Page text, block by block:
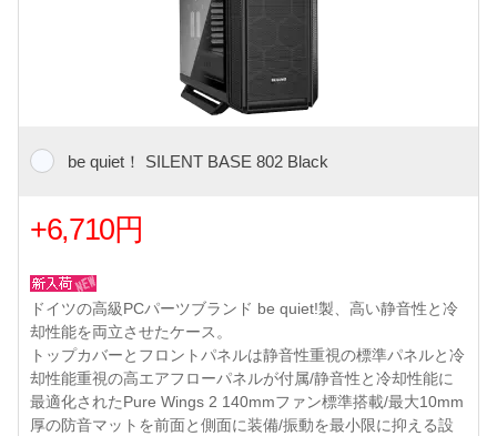
be quiet！ SILENT BASE 802 Black
+6,710円
ドイツの高級PCパーツブランド be quiet!製、高い静音性と冷
却性能を両立させたケース。
トップカバーとフロントパネルは静音性重視の標準パネルと冷
却性能重視の高エアフローパネルが付属/静音性と冷却性能に
最適化されたPure Wings 2 140mmファン標準搭載/最大10mm
厚の防音マットを前面と側面に装備/振動を最小限に抑える設